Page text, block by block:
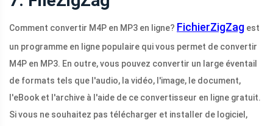
Comment convertir M4P en MP3 en ligne? FichierZigZag est
un programme en ligne populaire qui vous permet de convertir
M4P en MP3. En outre, vous pouvez convertir un large éventail
de formats tels que l'audio, la vidéo, l'image, le document,
l'eBook et l'archive à l'aide de ce convertisseur en ligne gratuit.
Si vous ne souhaitez pas télécharger et installer de logiciel,